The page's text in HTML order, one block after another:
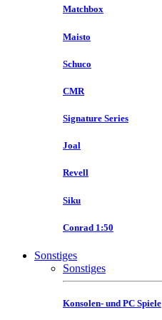
Matchbox
Maisto
Schuco
CMR
Signature Series
Joal
Revell
Siku
Conrad 1:50
Sonstiges
Sonstiges
Konsolen- und PC Spiele